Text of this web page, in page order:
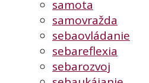
samota
samovražda
sebaovládanie
sebareflexia
sebarozvoj